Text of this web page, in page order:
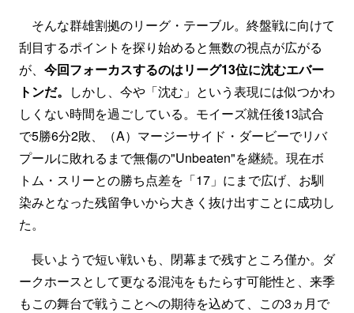
そんな群雄割拠のリーグ・テーブル。終盤戦に向けて
刮目するポイントを探り始めると無数の視点が広がる
が、 今回フォーカスするのはリーグ13位に沈むエバー
トンだ。 しかし、今や「沈む」という表現には似つかわ
しくない時間を過ごしている。モイーズ就任後13試合
で5勝6分2敗、（A）マージーサイド・ダービーでリバ
プールに敗れるまで無傷の"Unbeaten"を継続。現在ボ
トム・スリーとの勝ち点差を「17」にまで広げ、お馴
染みとなった残留争いから大きく抜け出すことに成功し
た。
長いようで短い戦いも、閉幕まで残すところ僅か。ダ
ークホースとして更なる混沌をもたらす可能性と、来季
もこの舞台で戦うことへの期待を込めて、この3ヵ月で